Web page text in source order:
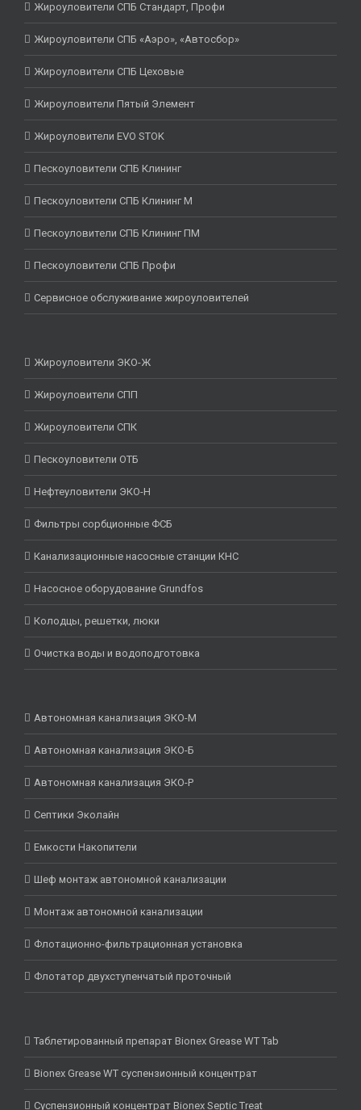
Жироуловители СПБ Стандарт, Профи
Жироуловители СПБ «Аэро», «Автосбор»
Жироуловители СПБ Цеховые
Жироуловители Пятый Элемент
Жироуловители EVO STOK
Пескоуловители СПБ Клининг
Пескоуловители СПБ Клининг М
Пескоуловители СПБ Клининг ПМ
Пескоуловители СПБ Профи
Сервисное обслуживание жироуловителей
Жироуловители ЭКО-Ж
Жироуловители СПП
Жироуловители СПК
Пескоуловители ОТБ
Нефтеуловители ЭКО-Н
Фильтры сорбционные ФСБ
Канализационные насосные станции КНС
Насосное оборудование Grundfos
Колодцы, решетки, люки
Очистка воды и водоподготовка
Автономная канализация ЭКО-М
Автономная канализация ЭКО-Б
Автономная канализация ЭКО-Р
Септики Эколайн
Емкости Накопители
Шеф монтаж автономной канализации
Монтаж автономной канализации
Флотационно-фильтрационная установка
Флотатор двухступенчатый проточный
Таблетированный препарат Bionex Grease WT Tab
Bionex Grease WT суспензионный концентрат
Суспензионный концентрат Bionex Septic Treat